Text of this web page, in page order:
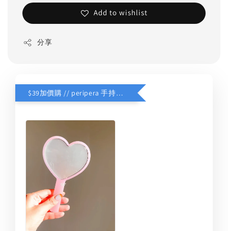
Add to wishlist
分享
$39加價購 // peripera 手持化妝鏡